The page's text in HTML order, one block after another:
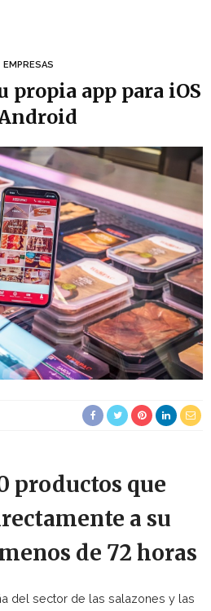
EMPRESAS
propia app para iOS
productos que
a su
de 72 horas
del sector de las salazones y las